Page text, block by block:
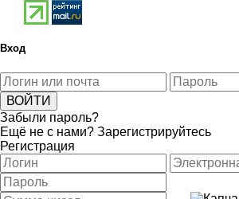
Вход
Забыли пароль?
Ещё не с нами? Зарегистрируйтесь
Регистрация